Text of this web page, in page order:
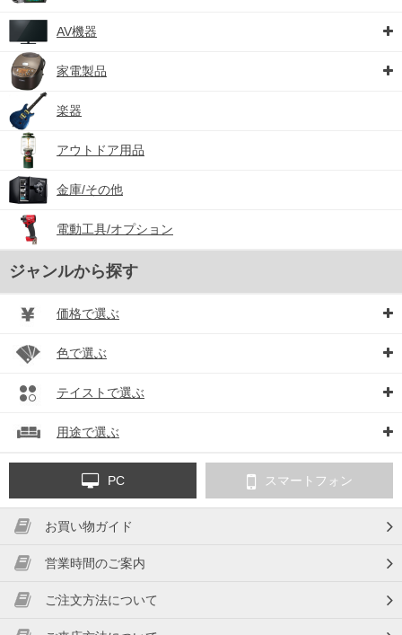
AV機器
家電製品
楽器
アウトドア用品
金庫/その他
電動工具/オプション
ジャンルから探す
価格で選ぶ
色で選ぶ
テイストで選ぶ
用途で選ぶ
PC スマートフォン
お買い物ガイド
営業時間のご案内
ご注文方法について